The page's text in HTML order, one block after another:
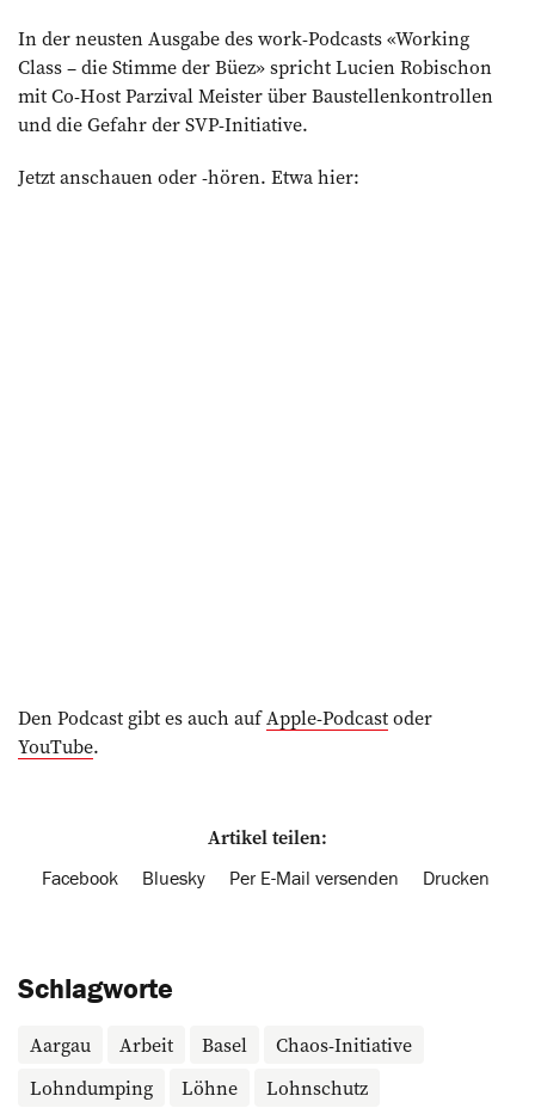
In der neusten Ausgabe des work-Podcasts «Working
Class – die Stimme der Büez» spricht Lucien Robischon
mit Co-Host Parzival Meister über Baustellenkontrollen
und die Gefahr der SVP-Initiative.
Jetzt anschauen oder -hören. Etwa hier:
Den Podcast gibt es auch aufApple-Podcastoder
YouTube.
Artikel teilen:
Facebook Bluesky Per E-Mail versenden Drucken
Schlagworte
Aargau Arbeit Basel
Chaos-Initiative
Lohndumping
Löhne Lohnschutz